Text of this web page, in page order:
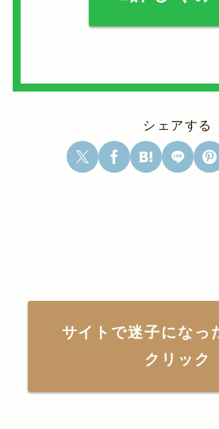
シェアする
サイトで迷子になっ
クリック